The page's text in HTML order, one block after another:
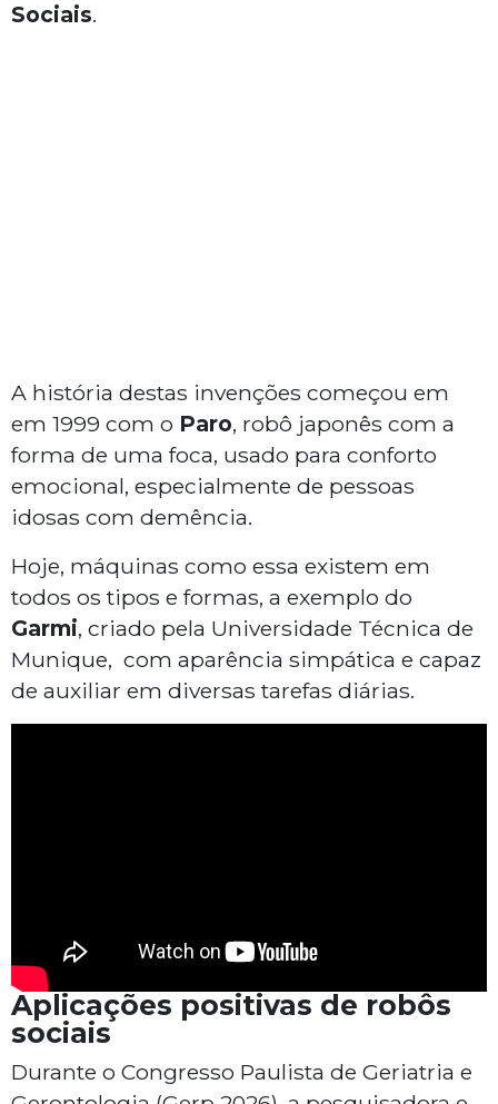
Sociais.
A história destas invenções começou em
em 1999 com o Paro, robô japonês com a
forma de uma foca, usado para conforto
emocional, especialmente de pessoas
idosas com demência.
Hoje, máquinas como essa existem em
todos os tipos e formas, a exemplo do
Garmi, criado pela Universidade Técnica de
Munique, com aparência simpática e capaz
de auxiliar em diversas tarefas diárias.
Aplicações positivas de robôs
sociais
Durante o Congresso Paulista de Geriatria e